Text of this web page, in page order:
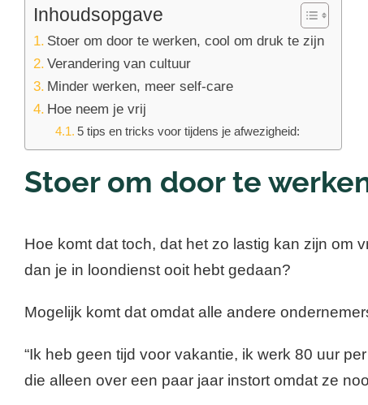
Inhoudsopgave
Stoer om door te werken, cool om druk te zijn
Verandering van cultuur
Minder werken, meer self-care
Hoe neem je vrij
5 tips en tricks voor tijdens je afwezigheid:
Stoer om door te
Hoe komt dat toch, dat het zo lastig kan zijn om
dan je in loondienst ooit hebt gedaan?
Mogelijk komt dat omdat alle andere
“Ik heb geen tijd voor vakantie, ik werk 80 uur
die alleen over een paar jaar instort omdat ze